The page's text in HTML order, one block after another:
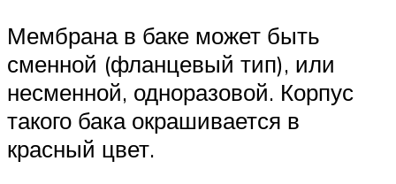
Мембрана в баке может быть
сменной (фланцевый тип), или
несменной, одноразовой. Корпус
такого бака окрашивается в
красный цвет.